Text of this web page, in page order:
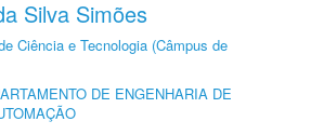
Silva Simões
Ciência e Tecnologia (Câmpus de
DE ENGENHARIA DE